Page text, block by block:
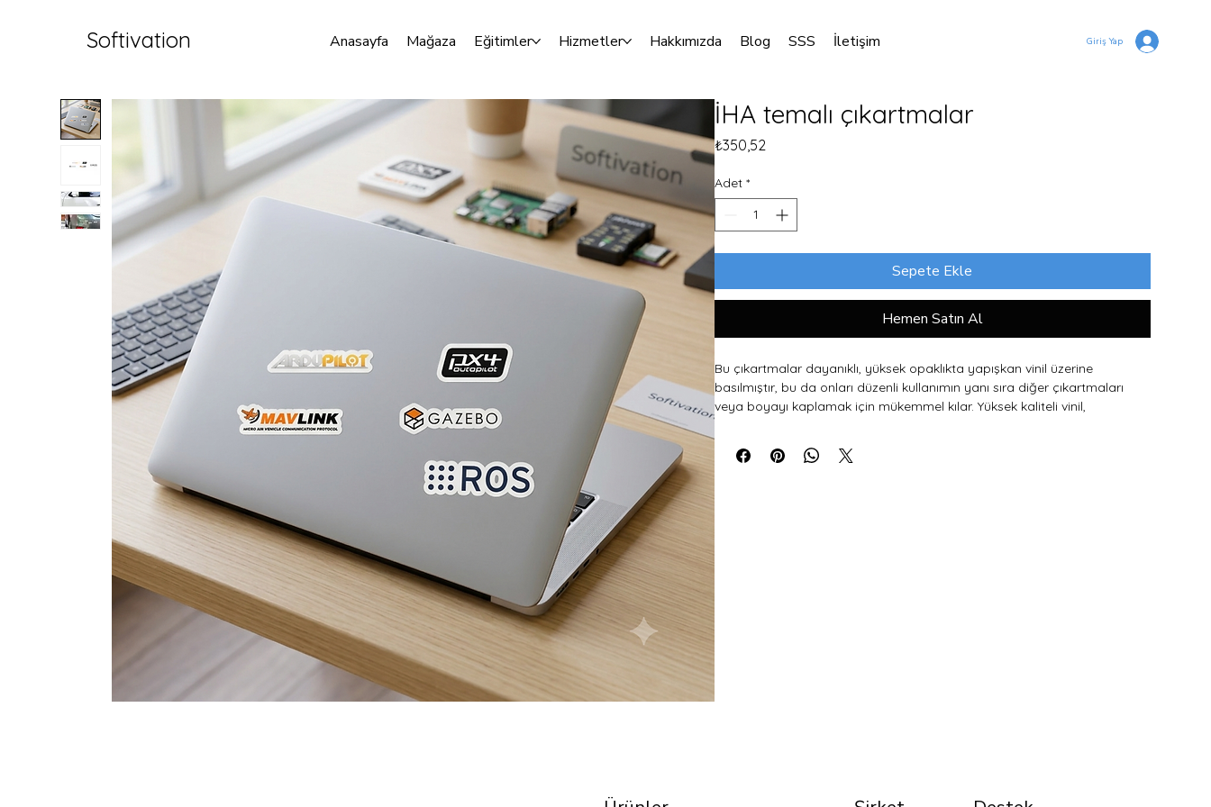
Softivation Giriş Yap
Anasayfa Mağaza Eğitimler Hizmetler Hakkımızda Blog SSS İletişim
İHA temalı çıkartmalar
₺350,52Fiyat
Adet *
Sepete Ekle
Hemen Satın Al
Bu çıkartmalar dayanıklı, yüksek opaklıkta yapışkan vinil üzerine
basılmıştır, bu da onları düzenli kullanımın yanı sıra diğer çıkartmaları
veya boyayı kaplamak için mükemmel kılar. Yüksek kaliteli vinil,
çıkartmaları uygularken kabarcık oluşmamasını sağlar.
- İçini görmenin imkansız olduğu yüksek opaklıkta film
- Dayanıklı vinil